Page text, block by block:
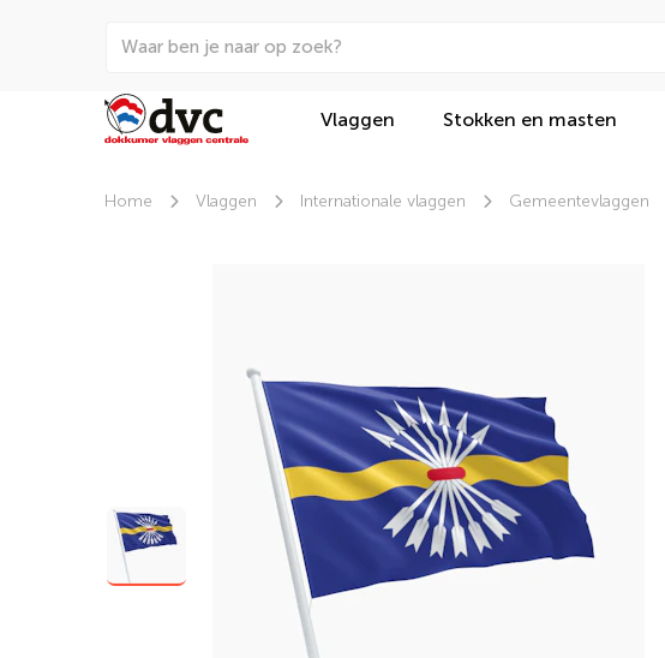
Vlaggen Stokken en masten
Home Vlaggen Internationale vlaggen Gemeentevlaggen